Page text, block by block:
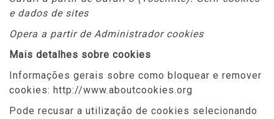
e dados de sites
Opera a partir de Administrador cookies
Mais detalhes sobre cookies
Informações gerais sobre como bloquear e remover
cookies: http://www.aboutcookies.org
Pode recusar a utilização de cookies selecionando